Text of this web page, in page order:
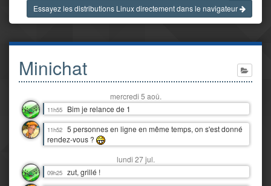
Essayez les distributions Linux directement dans le navigateur
Minichat
mercredi 5 aoû.
11h55 Bim je relance de 1
11h52 5 personnes en ligne en même temps, on s'est donné
rendez-vous ?
lundi 27 jul.
09h25 zut, grillé !